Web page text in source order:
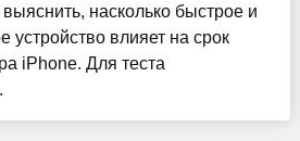
насколько быстрое и
устройство влияет на срок
iPhone. Для теста